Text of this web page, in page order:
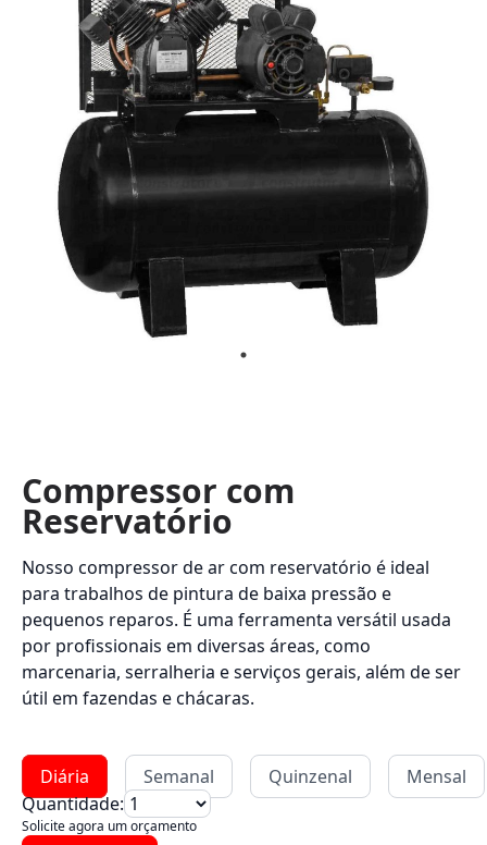
Compressor com
Reservatório
Nosso compressor de ar com reservatório é ideal
para trabalhos de pintura de baixa pressão e
pequenos reparos. É uma ferramenta versátil usada
por profissionais em diversas áreas, como
marcenaria, serralheria e serviços gerais, além de ser
útil em fazendas e chácaras.
Diária Semanal Quinzenal
Mensal
Quantidade:
Solicite agora um orçamento